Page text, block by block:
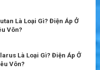
Là Loại Gì? Điện Áp Ở
Vôn?
Là Loại Gì? Điện Áp Ở
Vôn?